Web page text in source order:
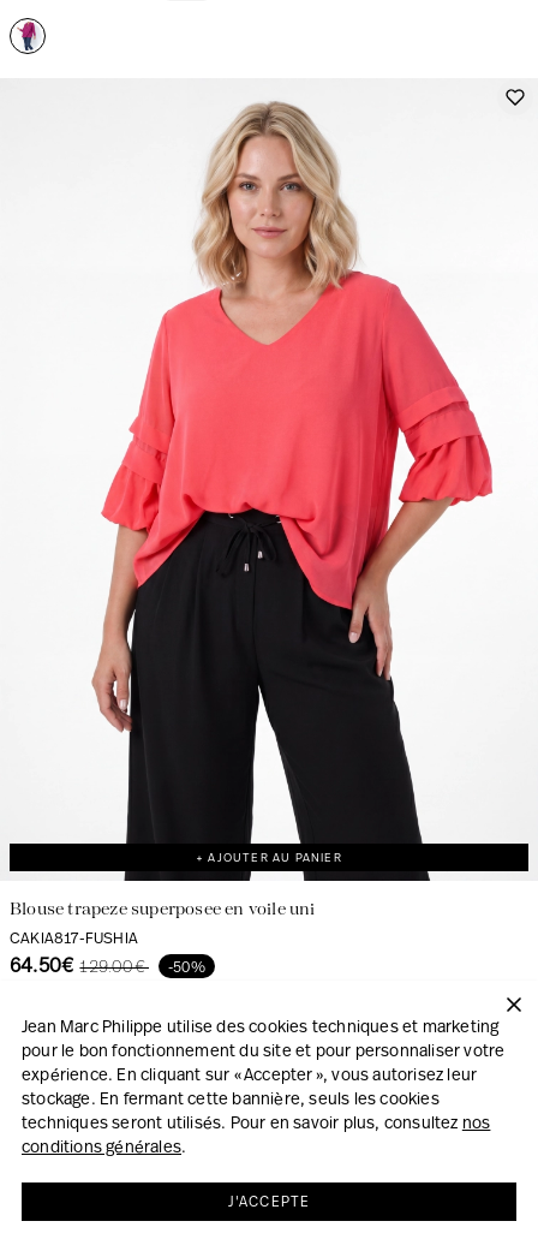
+ AJOUTER AU PANIER
Blouse trapeze superposee en voile uni
CAKIA817-FUSHIA
64.50€ 129.00€ -50%
Jean Marc Philippe utilise des cookies techniques et marketing
pour le bon fonctionnement du site et pour personnaliser votre
expérience. En cliquant sur « Accepter », vous autorisez leur
stockage. En fermant cette bannière, seuls les cookies
techniques seront utilisés. Pour en savoir plus, consultez nos
conditions générales.
J'ACCEPTE